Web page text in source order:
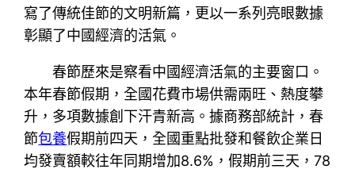
寫了傳統佳節的文明新篇，更以一系列亮眼數據
彰顯了中國經濟的活氣。
春節歷來是察看中國經濟活氣的主要窗口。
本年春節假期，全國花費市場供需兩旺、熱度攀
升，多項數據創下汗青新高。據商務部統計，春
節包養假期前四天，全國重點批發和餐飲企業日
均發賣額較往年同期增加8.6%，假期前三天，78